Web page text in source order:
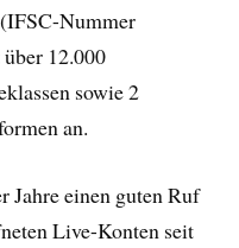
Nummer
12.000
sowie 2
an.
Jahre einen guten Ruf
Live-Konten seit